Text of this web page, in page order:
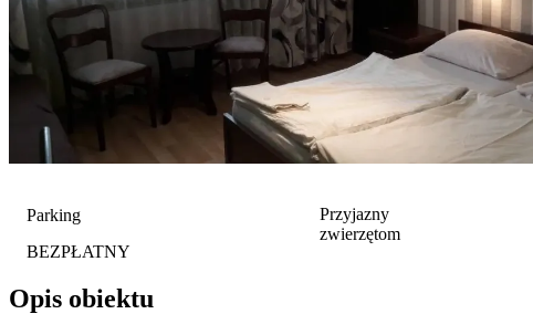
Parking
BEZPŁATNY
Przyjazny
zwierzętom
Opis obiektu